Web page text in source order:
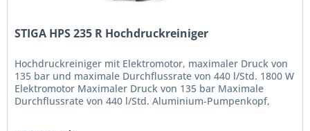
STIGA HPS 235 R Hochdruckreiniger
Hochdruckreiniger mit Elektromotor, maximaler Druck von
135 bar und maximale Durchflussrate von 440 l/Std. 1800 W
Elektromotor Maximaler Druck von 135 bar Maximale
Durchflussrate von 440 l/Std. Aluminium-Pumpenkopf,